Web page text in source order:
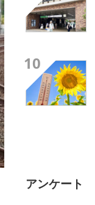
10
アンケート